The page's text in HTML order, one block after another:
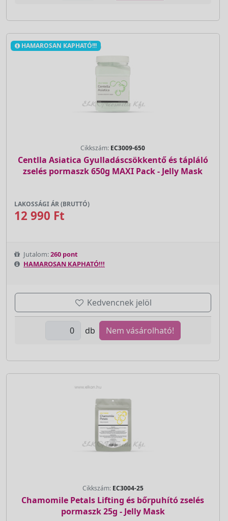
HAMAROSAN KAPHATÓ!!!
Cikkszám: EC3009-650
Centlla Asiatica Gyulladáscsökkentő és tápláló
zselés pormaszk 650g MAXI Pack - Jelly Mask
LAKOSSÁGI ÁR (BRUTTÓ)
12 990 Ft
Jutalom:260 pont
HAMAROSAN KAPHATÓ!!!
Kedvencnek jelöl
db Nem vásárolható!
Cikkszám: EC3004-25
Chamomile Petals Lifting és bőrpuhító zselés
pormaszk 25g - Jelly Mask